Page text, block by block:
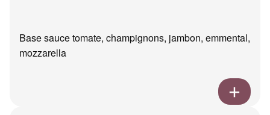
Base sauce tomate, champignons, jambon, emmental,
mozzarella